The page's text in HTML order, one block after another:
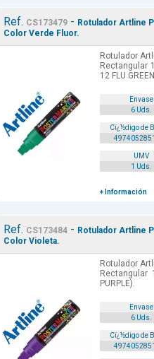
Ref. CS173479- Rotulador Artline
Color Verde Fluor.
Rotulador
Rectangular
12 FLU
Envase
6 Uds.
Cï¿½digo de
UMV
1 Uds.
+ Información
Ref. CS173484- Rotulador Artline
Color Violeta.
Rotulador
Rectangular
PURPLE).
Envase
6 Uds.
Cï¿½digo de